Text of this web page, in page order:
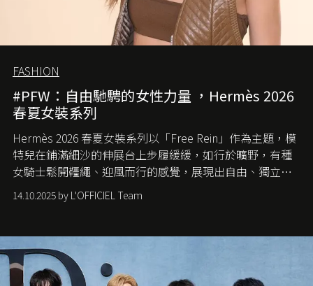
FASHION
#PFW：自由馳騁的女性力量 ，Hermès 2026
春夏女裝系列
Hermès 2026 春夏女裝系列以「Free Rein」作為主題，模
特兒在鋪滿細沙的伸展台上步履緩緩，如行於曠野，有種
女騎士鬆開韁繩、迎風而行的感覺，展現出自由、獨立與
從容的態度。
14.10.2025 by L'OFFICIEL Team